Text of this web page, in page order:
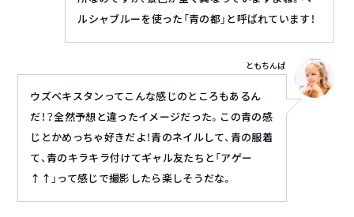
ルシャブルーを使った「青の都」と呼ばれています！
ウズベキスタンってこんな感じのところもあるん
だ！？全然予想と違ったイメージだった。この青の感
じとかめっちゃ好きだよ！青のネイルして、青の服着
て、青のキラキラ付けてギャル友たちと「アゲー
↑↑」って感じで撮影したら楽しそうだな。
ともちんぱ